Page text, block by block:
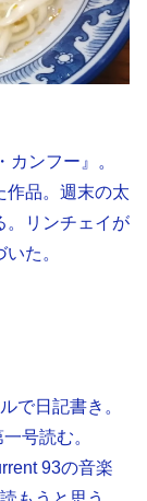
ンフー』。
作品。週末の太
。リンチェイが
た。
で日記書き。
号読む。
93の音楽